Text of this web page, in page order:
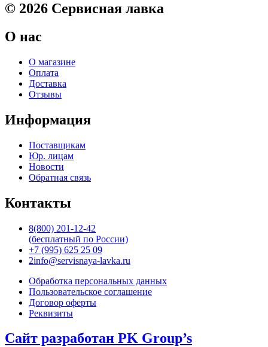
© 2026 Сервисная лавка
О нас
О магазине
Оплата
Доставка
Отзывы
Информация
Поставщикам
Юр. лицам
Новости
Обратная связь
Контакты
8(800) 201-12-42
(бесплатный по России)
+7 (995) 625 25 09
2info@servisnaya-lavka.ru
Обработка персональных данных
Пользовательское соглашение
Договор оферты
Реквизиты
Сайт разработан PK Group’s